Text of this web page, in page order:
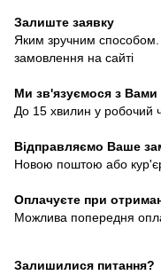
Залиште заявку
Яким зручним
замовлення на сайті
Ми зв'язуємося з Вами
До 15 хвилин у робочий
Відправляємо Ваше
Новою поштою або
Оплачуєте при
Можлива попередня
Залишилися питання?